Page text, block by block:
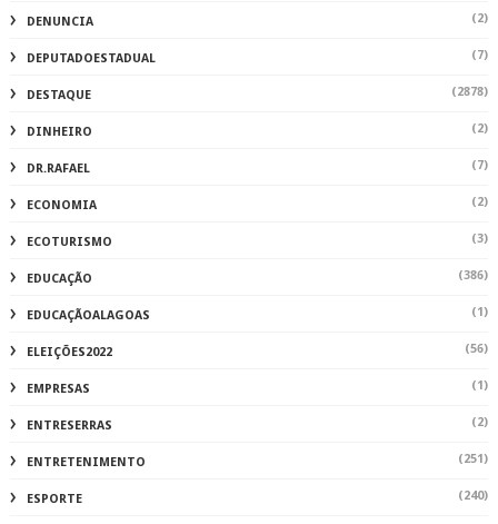
DENUNCIA (2)
DEPUTADOESTADUAL (7)
DESTAQUE (2878)
DINHEIRO (2)
DR.RAFAEL (7)
ECONOMIA (2)
ECOTURISMO (3)
EDUCAÇÃO (386)
EDUCAÇÃOALAGOAS (1)
ELEIÇÕES2022 (56)
EMPRESAS (1)
ENTRESERRAS (2)
ENTRETENIMENTO (251)
ESPORTE (240)